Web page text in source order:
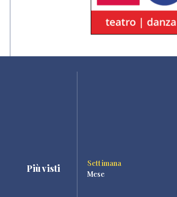
Più visti
Settimana
Mese